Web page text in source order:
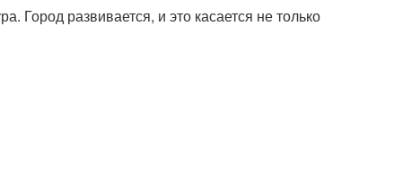
Город развивается, и это касается не только